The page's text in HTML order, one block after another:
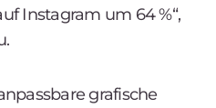
Instagram um 64 %“,
grafische